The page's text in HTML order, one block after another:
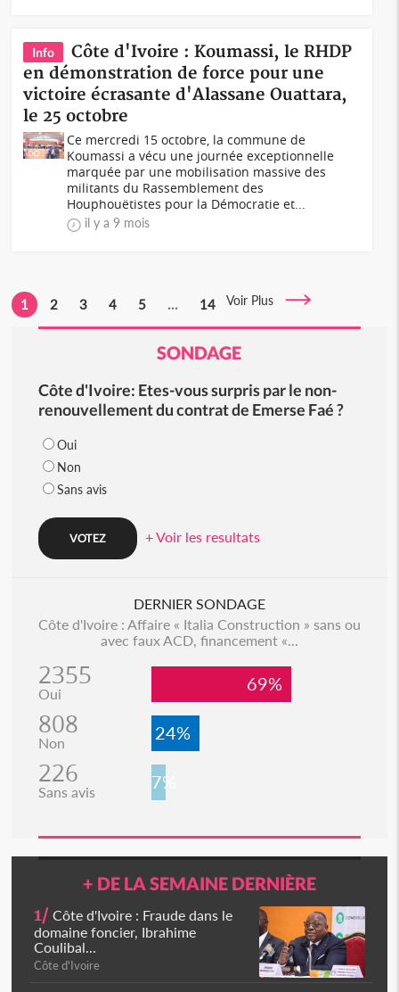
Info
Côte d'Ivoire : Koumassi, le RHDP
en démonstration de force pour une
victoire écrasante d'Alassane Ouattara,
le 25 octobre
Ce mercredi 15 octobre, la commune de
Koumassi a vécu une journée exceptionnelle
marquée par une mobilisation massive des
militants du Rassemblement des
Houphouëtistes pour la Démocratie et...
il y a 9 mois
1 2 3 4 5 ... 14 Voir Plus
SONDAGE
Côte d'Ivoire: Etes-vous surpris par le non-
renouvellement du contrat de Emerse Faé ?
Oui
Non
Sans avis
+ Voir les resultats
DERNIER SONDAGE
Côte d'Ivoire : Affaire « Italia Construction » sans ou
avec faux ACD, financement «...
2355
Oui 69%
808
Non 24%
226
Sans avis 7%
+ DE LA SEMAINE DERNIÈRE
1/ Côte d'Ivoire : Fraude dans le
domaine foncier, Ibrahime
Coulibal...
Côte d'Ivoire